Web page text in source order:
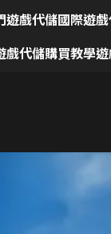
遊戲代儲國際遊
戲代儲購買教學